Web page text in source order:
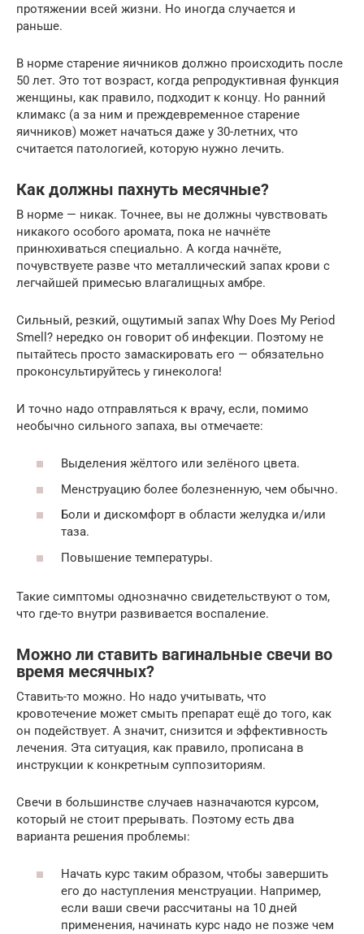
протяжении всей жизни. Но иногда случается и
раньше.
В норме старение яичников должно происходить после
50 лет. Это тот возраст, когда репродуктивная функция
женщины, как правило, подходит к концу. Но ранний
климакс (а за ним и преждевременное старение
яичников) может начаться даже у 30-летних, что
считается патологией, которую нужно лечить.
Как должны пахнуть месячные?
В норме — никак. Точнее, вы не должны чувствовать
никакого особого аромата, пока не начнёте
принюхиваться специально. А когда начнёте,
почувствуете разве что металлический запах крови с
легчайшей примесью влагалищных амбре.
Сильный, резкий, ощутимый запах Why Does My Period
Smell? нередко он говорит об инфекции. Поэтому не
пытайтесь просто замаскировать его — обязательно
проконсультируйтесь у гинеколога!
И точно надо отправляться к врачу, если, помимо
необычно сильного запаха, вы отмечаете:
Выделения жёлтого или зелёного цвета.
Менструацию более болезненную, чем обычно.
Боли и дискомфорт в области желудка и/или
таза.
Повышение температуры.
Такие симптомы однозначно свидетельствуют о том,
что где-то внутри развивается воспаление.
Можно ли ставить вагинальные свечи во
время месячных?
Ставить-то можно. Но надо учитывать, что
кровотечение может смыть препарат ещё до того, как
он подействует. А значит, снизится и эффективность
лечения. Эта ситуация, как правило, прописана в
инструкции к конкретным суппозиториям.
Свечи в большинстве случаев назначаются курсом,
который не стоит прерывать. Поэтому есть два
варианта решения проблемы:
Начать курс таким образом, чтобы завершить
его до наступления менструации. Например,
если ваши свечи рассчитаны на 10 дней
применения, начинать курс надо не позже чем